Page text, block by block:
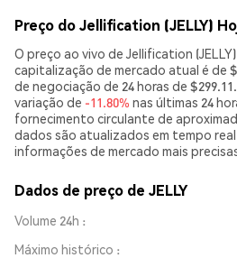
Preço do Jellification (JELLY)
O preço ao vivo de Jellification (JELLY)
capitalização de mercado atual é de
de negociação de 24 horas de
variação de -11.80% nas últimas 24
fornecimento circulante de
dados são atualizados em tempo
informações de mercado mais
Dados de preço de JELLY
Volume 24h
Máximo histórico